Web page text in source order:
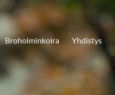
Broholminkoira Yhdistys